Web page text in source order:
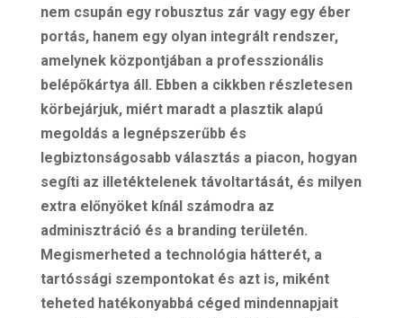
nem csupán egy robusztus zár vagy egy éber
portás, hanem egy olyan integrált rendszer,
amelynek központjában a professzionális
belépőkártya áll. Ebben a cikkben részletesen
körbejárjuk, miért maradt a plasztik alapú
megoldás a legnépszerűbb és
legbiztonságosabb választás a piacon, hogyan
segíti az illetéktelenek távoltartását, és milyen
extra előnyöket kínál számodra az
adminisztráció és a branding területén.
Megismerheted a technológia hátterét, a
tartóssági szempontokat és azt is, miként
teheted hatékonyabbá céged mindennapjait